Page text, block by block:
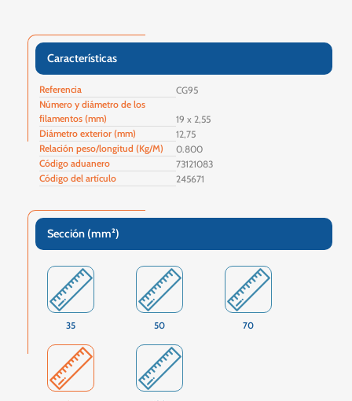
Características
Referencia
CG95
Número y diámetro de los
filamentos (mm)
19 x 2,55
Diámetro exterior (mm)
12,75
Relación peso/longitud (Kg/M)
0.800
Código aduanero
73121083
Código del artículo
245671
Sección (mm²)
35 50 70